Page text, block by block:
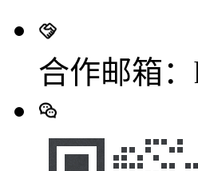
合作邮箱：